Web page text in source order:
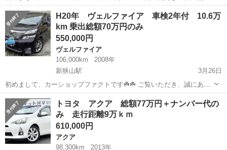
がとうございます✨ 来る春のセール対象車として、こちらのクラウン
ハイブリッドをご紹介いたします もう少し値引できたら購入希望！と
いう方おりましたら...
埼玉 狭山市 新狭山駅 車両
H20年 ヴェルファイア 車検2年付 10.6万
km 乗出総額70万円のみ
550,000円
ヴェルファイア
106,000km
2008年
新狭山駅
3月26日
初めまして、カーショップファクトです☘️☘️ ご覧いただき、誠にあり
がとうございます✨ 来る春のセール対象車として、こちらのヴェルフ
ァイアをご紹介いたします もう少し値引できたら購入希望！という方
おりましたら、お気軽にご相...
埼玉 狭山市 新狭山駅 ヴェルファイア 車両
トヨタ アクア 総額77万円＋ナンバー代の
み 走行距離9万ｋｍ
610,000円
アクア
98,300km
2013年